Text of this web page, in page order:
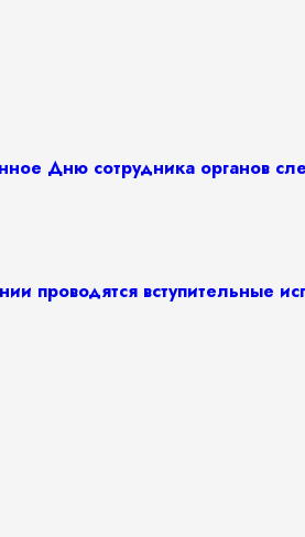
Дню сотрудника органов
проводятся вступительные